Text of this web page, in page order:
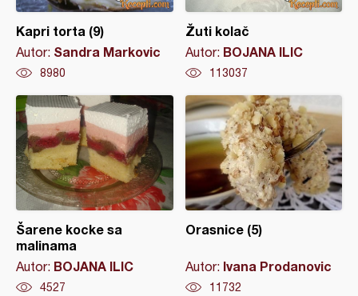
Kapri torta (9)
Autor: Sandra Markovic
8980
Žuti kolač
Autor: BOJANA ILIC
113037
Šarene kocke sa
malinama
Autor: BOJANA ILIC
4527
Orasnice (5)
Autor: Ivana Prodanovic
11732